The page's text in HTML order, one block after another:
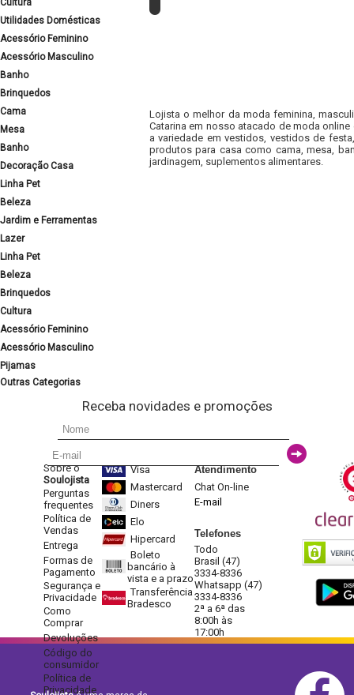
Cultura
Utilidades Domésticas
Acessório Feminino
Acessório Masculino
Banho
Brinquedos
Cama
Mesa
Banho
Decoração Casa
Linha Pet
Beleza
Jardim e Ferramentas
Lazer
Linha Pet
Beleza
Brinquedos
Cultura
Acessório Feminino
Acessório Masculino
Pijamas
Outras Categorias
Lojista o melhor da moda feminina,
Catarina em nosso atacado de moda
a variedade em vestidos, vestidos de
produtos para casa como cama, mesa,
jardinagem, suplementos alimentares.
Receba novidades e promoções
Sobre o
Soulojista
Perguntas
frequentes
Política de
Vendas
Entrega
Formas de
Pagamento
Segurança e
Privacidade
Como
Comprar
Devoluções
Código do
consumidor
Política de
Privacidade
Visa
Mastercard
Diners
Elo
Hipercard
Boleto
bancário à
vista e a prazo
Transferência
Bradesco
Atendimento
Chat On-line
E-mail
Telefones
Todo
Brasil (47)
3334-8336
Whatsapp (47)
3334-8336
2ª a 6ª das
8:00h às
17:00h